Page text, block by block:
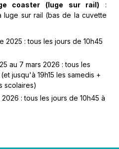
coaster (luge sur rail) :
luge sur rail (bas de la cuvette
2025 : tous les jours de 10h45
au 7 mars 2026 : tous les
jusqu'à 19h15 les samedis +
scolaires)
2026 : tous les jours de 10h45 à